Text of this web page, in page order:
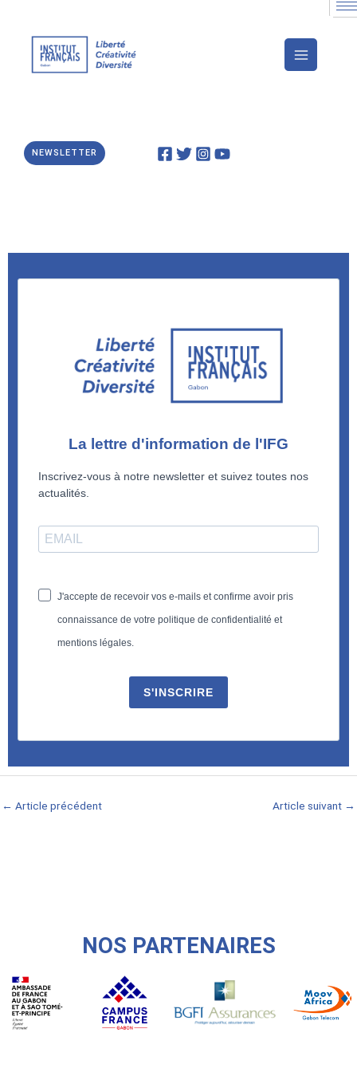
NEWSLETTER
La lettre d'information de l'IFG
Inscrivez-vous à notre newsletter et suivez toutes nos
actualités.
J'accepte de recevoir vos e-mails et confirme avoir pris
connaissance de votre politique de confidentialité et
mentions légales.
S'INSCRIRE
← Article précédent Article suivant →
NOS PARTENAIRES